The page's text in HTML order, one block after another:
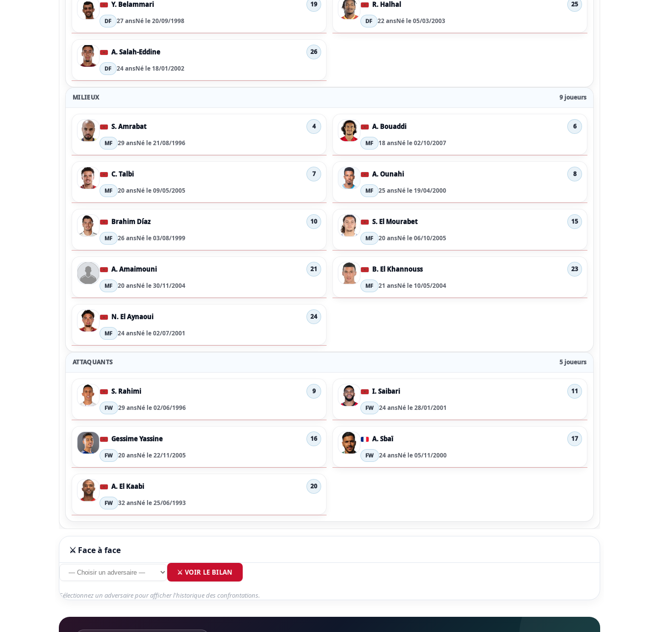
Y. Belammari 19
DF 27 ansNé le 20/09/1998
R. Halhal 25
DF 22 ansNé le 05/03/2003
A. Salah-Eddine 26
DF 24 ansNé le 18/01/2002
MILIEUX 9 joueurs
S. Amrabat 4
MF 29 ansNé le 21/08/1996
A. Bouaddi 6
MF 18 ansNé le 02/10/2007
C. Talbi 7
MF 20 ansNé le 09/05/2005
A. Ounahi 8
MF 25 ansNé le 19/04/2000
Brahim Díaz 10
MF 26 ansNé le 03/08/1999
S. El Mourabet 15
MF 20 ansNé le 06/10/2005
A. Amaimouni 21
MF 20 ansNé le 30/11/2004
B. El Khannouss 23
MF 21 ansNé le 10/05/2004
N. El Aynaoui 24
MF 24 ansNé le 02/07/2001
ATTAQUANTS 5 joueurs
S. Rahimi 9
FW 29 ansNé le 02/06/1996
I. Saibari 11
FW 24 ansNé le 28/01/2001
Gessime Yassine 16
FW 20 ansNé le 22/11/2005
A. Sbaï 17
FW 24 ansNé le 05/11/2000
A. El Kaabi 20
FW 32 ansNé le 25/06/1993
⚔️ Face à face
⚔️ VOIR LE BILAN
Sélectionnez un adversaire pour afficher l'historique des confrontations.